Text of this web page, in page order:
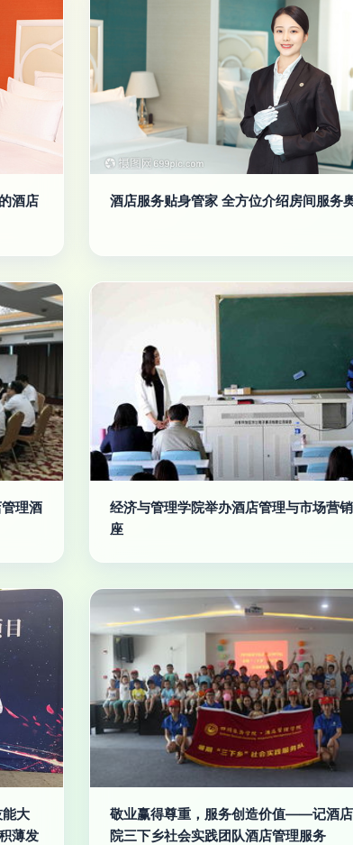
酒店
酒店服务贴身管家 全方位介绍房间服务
理酒
经济与管理学院举办酒店管理与市场营
座
大
薄发
敬业赢得尊重，服务创造价值——记酒
院三下乡社会实践团队酒店管理服务